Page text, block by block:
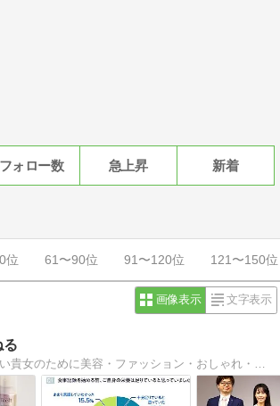
フォロー数 急上昇 新着
位 61〜90位 91〜120位 121〜150位
画像表示 文字表示
る